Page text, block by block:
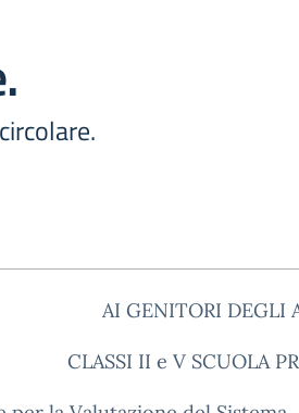
AI GENITORI DEGLI
V SCUOLA